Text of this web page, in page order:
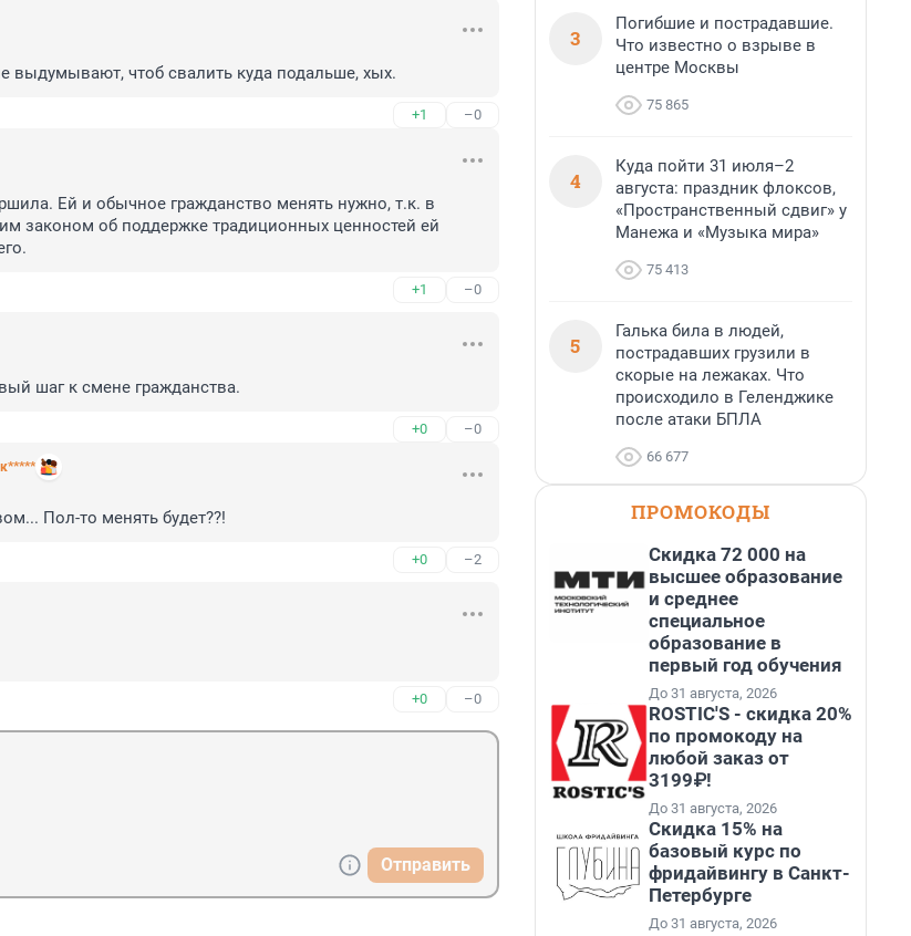
выдумывают, чтоб свалить куда подальше, хых.
+1 –0
Ей и обычное гражданство менять нужно, т.к. в
законом об поддержке традиционных ценностей ей
+1 –0
шаг к смене гражданства.
+0 –0
Пол-то менять будет??!
+0 –2
+0 –0
Отправить
3
Погибшие и пострадавшие.
Что известно о взрыве в
центре Москвы
75 865
4
Куда пойти 31 июля–2
августа: праздник флоксов,
«Пространственный сдвиг» у
Манежа и «Музыка мира»
75 413
5
Галька била в людей,
пострадавших грузили в
скорые на лежаках. Что
происходило в Геленджике
после атаки БПЛА
66 677
ПРОМОКОДЫ
Скидка 72 000 на
высшее образование
и среднее
специальное
образование в
первый год обучения
До 31 августа, 2026
ROSTIC'S - скидка 20%
по промокоду на
любой заказ от
3199₽!
До 31 августа, 2026
Скидка 15% на
базовый курс по
фридайвингу в Санкт-
Петербурге
До 31 августа, 2026